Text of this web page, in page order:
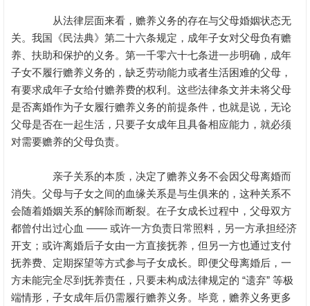
从法律层面来看，赡养义务的存在与父母婚姻状态无
关。我国《民法典》第二十六条规定，成年子女对父母负有赡
养、扶助和保护的义务。第一千零六十七条进一步明确，成年
子女不履行赡养义务的，缺乏劳动能力或者生活困难的父母，
有要求成年子女给付赡养费的权利。这些法律条文并未将父母
是否离婚作为子女履行赡养义务的前提条件，也就是说，无论
父母是否在一起生活，只要子女成年且具备相应能力，就必须
对需要赡养的父母负责。
亲子关系的本质，决定了赡养义务不会因父母离婚而
消失。父母与子女之间的血缘关系是与生俱来的，这种关系不
会随着婚姻关系的解除而断裂。在子女成长过程中，父母双方
都曾付出过心血 —— 或许一方负责日常照料，另一方承担经济
开支；或许离婚后子女由一方直接抚养，但另一方也通过支付
抚养费、定期探望等方式参与子女成长。即便父母离婚后，一
方未能完全尽到抚养责任，只要未构成法律规定的 “遗弃” 等极
端情形，子女成年后仍需履行赡养义务。毕竟，赡养义务更多